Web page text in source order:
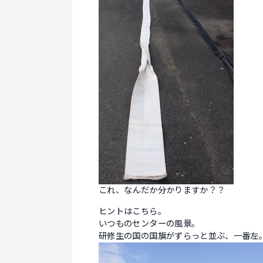
これ、なんだか分かりますか？？
ヒントはこちら。
いつものセンターの風景。
研修生の国の国旗がずらっと並ぶ、一番左